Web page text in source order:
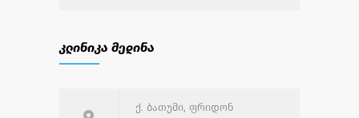
კლინიკა მედინა
ქ. ბათუმი, ფრიდონ